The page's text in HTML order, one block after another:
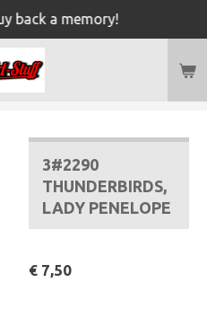
back a memory!
3#2290
THUNDERBIRDS,
LADY PENELOPE
€ 7,50